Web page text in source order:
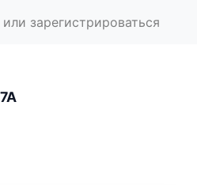
зарегистрироваться